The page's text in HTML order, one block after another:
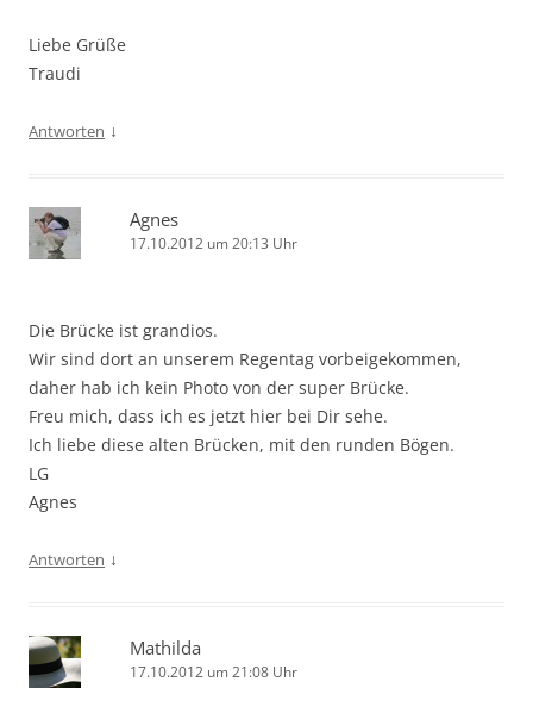
Liebe Grüße
Traudi
Antworten ↓
Agnes
17.10.2012 um 20:13 Uhr
Die Brücke ist grandios.
Wir sind dort an unserem Regentag vorbeigekommen,
daher hab ich kein Photo von der super Brücke.
Freu mich, dass ich es jetzt hier bei Dir sehe.
Ich liebe diese alten Brücken, mit den runden Bögen.
LG
Agnes
Antworten ↓
Mathilda
17.10.2012 um 21:08 Uhr